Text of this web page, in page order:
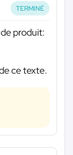
TERMINÉ
produit:
ce texte.